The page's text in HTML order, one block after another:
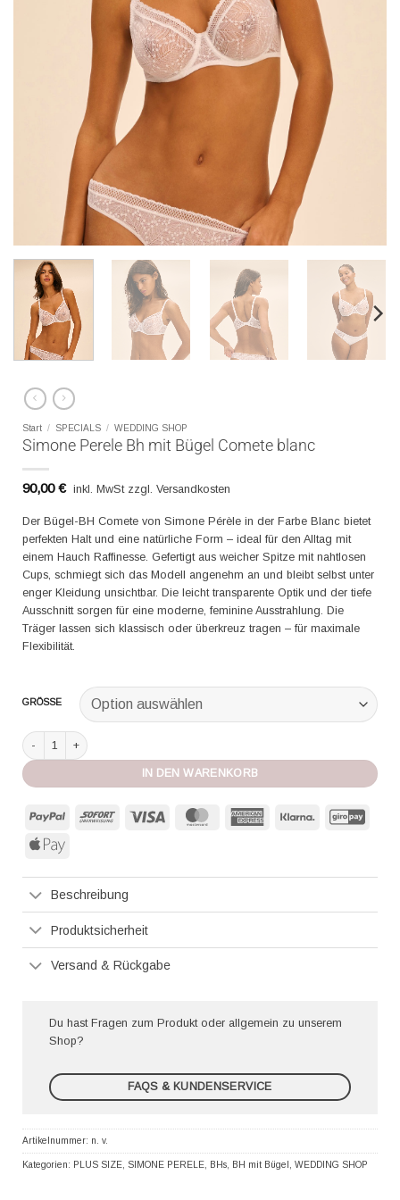
Start / SPECIALS / WEDDING SHOP
Simone Perele Bh mit Bügel Comete blanc
90,00€ inkl. MwSt zzgl. Versandkosten
Der Bügel-BH Comete von Simone Pérèle in der Farbe Blanc bietet
perfekten Halt und eine natürliche Form – ideal für den Alltag mit
einem Hauch Raffinesse. Gefertigt aus weicher Spitze mit nahtlosen
Cups, schmiegt sich das Modell angenehm an und bleibt selbst unter
enger Kleidung unsichtbar. Die leicht transparente Optik und der tiefe
Ausschnitt sorgen für eine moderne, feminine Ausstrahlung. Die
Träger lassen sich klassisch oder überkreuz tragen – für maximale
Flexibilität.
GRÖSSE
Simone Perele Bh mit Bügel Comete blanc Menge
IN DEN WARENKORB
PayPal Sofort MasterCard American
Klarna
Apple
Beschreibung
Produktsicherheit
Versand & Rückgabe
Du hast Fragen zum Produkt oder allgemein zu unserem
Shop?
FAQS & KUNDENSERVICE
Artikelnummer: n. v.
Kategorien: PLUS SIZE SIMONE PERELE BHs BH mit Bügel WEDDING SHOP